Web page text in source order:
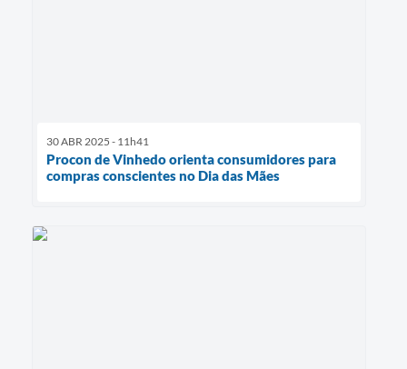
30 ABR 2025 - 11h41
Procon de Vinhedo orienta consumidores para
compras conscientes no Dia das Mães